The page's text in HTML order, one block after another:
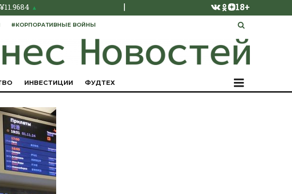
¥11.9684 ▲ | 18+
#КОРПОРАТИВНЫЕ ВОЙНЫ
ИНВЕСТИЦИИ ФУДТЕХ